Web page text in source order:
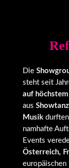
Die
steht seit
auf
aus
Musikdurften
namhafte
Events
Österreich,
europäischen